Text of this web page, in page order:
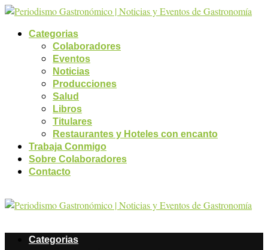
Categorias
Colaboradores
Eventos
Noticias
Producciones
Salud
Libros
Titulares
Restaurantes y Hoteles con encanto
Trabaja Conmigo
Sobre Colaboradores
Contacto
Categorias